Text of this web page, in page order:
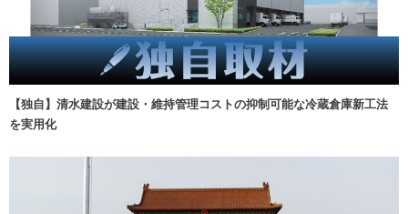
【独自】清水建設が建設・維持管理コストの抑制可能な冷蔵倉庫新工法
を実用化